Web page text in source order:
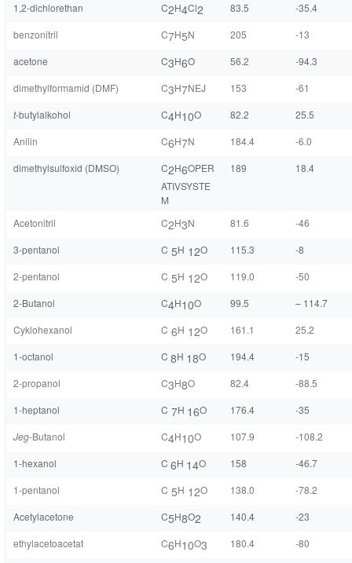
1,2-dichlorethan
C2H4Cl2 83.5
-35.4
benzonitril
C7H5N 205
-13
acetone
C3H6O 56.2
-94.3
dimethylformamid (DMF)
C3H7NEJ 153
-61
t-butylalkohol C4H10O 82.2
25.5
Anilin
C6H7N 184.4
-6.0
dimethylsulfoxid (DMSO)
C2H6OPER
ATIVSYSTE
M
189 18.4
Acetonitril C2H3N 81.6
-46
3-pentanol
C 5H 12O 115.3
-8
2-pentanol
C 5H 12O 119.0
-50
2-Butanol
C4H10O 99.5
– 114.7
Cyklohexanol
C 6H 12O 161.1
25.2
1-octanol
C 8H 18O 194.4
-15
2-propanol
C3H8O 82.4
-88.5
1-heptanol
C 7H 16O 176.4
-35
Jeg-Butanol C4H10O 107.9
-108.2
1-hexanol
C 6H 14O 158
-46.7
1-pentanol
C 5H 12O 138.0
-78.2
Acetylacetone
C5H8O2 140.4
-23
ethylacetoacetat
C6H10O3 180.4
-80